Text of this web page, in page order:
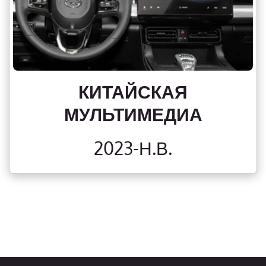
КИТАЙСКАЯ
МУЛЬТИМЕДИА
2023-Н.В.